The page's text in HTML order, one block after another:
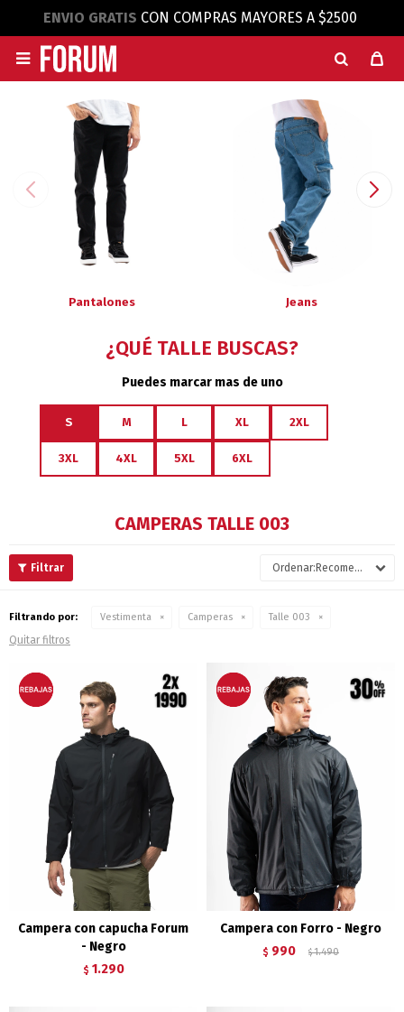
ENVIO GRATIS CON COMPRAS MAYORES A $2500

Pantalones Jeans
¿QUÉ TALLE BUSCAS?
Puedes marcar mas de uno
S M L XL 2XL
3XL 4XL 5XL 6XL
CAMPERAS TALLE 003
Recomendados
Filtrando por: Vestimenta Camperas Talle 003
Quitar filtros
Campera con capucha Forum
- Negro
$ 1.290
Campera con Forro - Negro
$ 990 $ 1.490